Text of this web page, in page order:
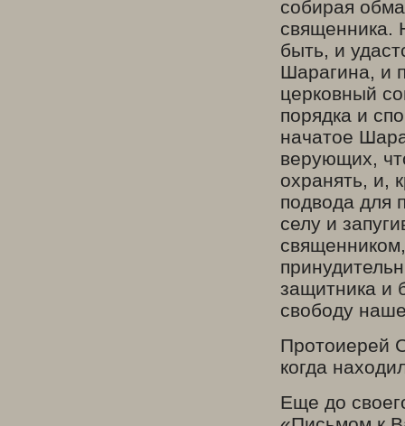
собирая
священника.
быть, и
Шарагина, и
церковный
порядка и
начатое
верующих,
охранять, и,
подвода для
селу и
защитника и
свободу
Протоиерей
когда
Еще до